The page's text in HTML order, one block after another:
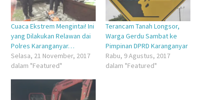
Cuaca Ekstrem Mengintai! Ini
yang Dilakukan Relawan dai
Polres Karanganyar…
Selasa, 21 November, 2017
dalam "Featured"
Terancam Tanah Longsor,
Warga Gerdu Sambat ke
Pimpinan DPRD Karanganyar
Rabu, 9 Agustus, 2017
dalam "Featured"